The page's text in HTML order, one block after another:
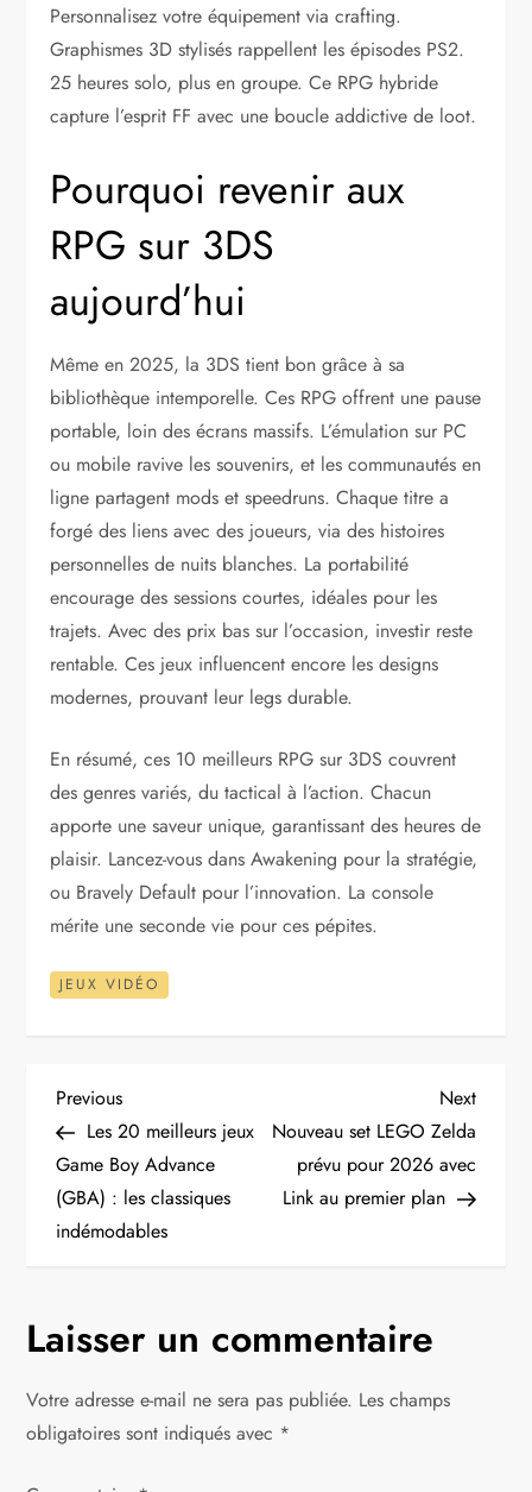
Personnalisez votre équipement via crafting.
Graphismes 3D stylisés rappellent les épisodes PS2.
25 heures solo, plus en groupe. Ce RPG hybride
capture l’esprit FF avec une boucle addictive de loot.
Pourquoi revenir aux
RPG sur 3DS
aujourd’hui
Même en 2025, la 3DS tient bon grâce à sa
bibliothèque intemporelle. Ces RPG offrent une pause
portable, loin des écrans massifs. L’émulation sur PC
ou mobile ravive les souvenirs, et les communautés en
ligne partagent mods et speedruns. Chaque titre a
forgé des liens avec des joueurs, via des histoires
personnelles de nuits blanches. La portabilité
encourage des sessions courtes, idéales pour les
trajets. Avec des prix bas sur l’occasion, investir reste
rentable. Ces jeux influencent encore les designs
modernes, prouvant leur legs durable.
En résumé, ces 10 meilleurs RPG sur 3DS couvrent
des genres variés, du tactical à l’action. Chacun
apporte une saveur unique, garantissant des heures de
plaisir. Lancez-vous dans Awakening pour la stratégie,
ou Bravely Default pour l’innovation. La console
mérite une seconde vie pour ces pépites.
JEUX VIDÉO
N
a
v
g
a
t
Previous
Post
Previous
Les 20 meilleurs jeux
Game Boy Advance
(GBA) : les classiques
indémodables
Next
Post
Next
Nouveau set LEGO Zelda
prévu pour 2026 avec
Link au premier plan
Laisser un commentaire
Votre adresse e-mail ne sera pas publiée. Les champs
obligatoires sont indiqués avec *